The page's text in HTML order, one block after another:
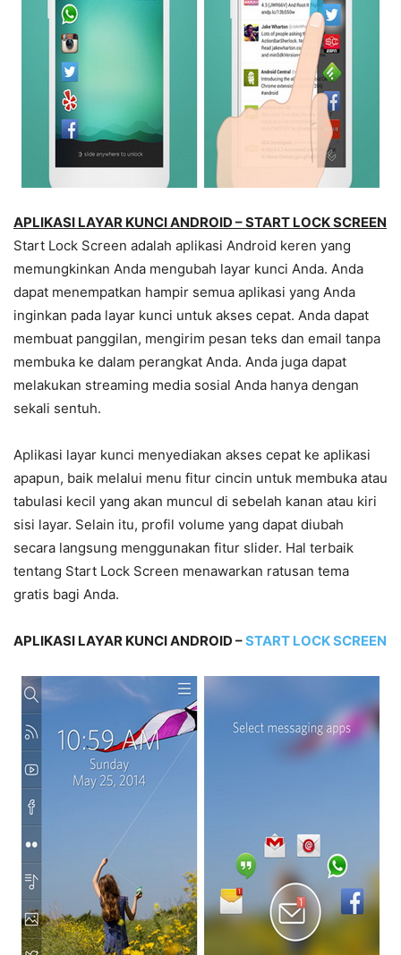
APLIKASI LAYAR KUNCI ANDROID – START LOCK SCREEN
Start Lock Screen adalah aplikasi Android keren yang
memungkinkan Anda mengubah layar kunci Anda. Anda
dapat menempatkan hampir semua aplikasi yang Anda
inginkan pada layar kunci untuk akses cepat. Anda dapat
membuat panggilan, mengirim pesan teks dan email tanpa
membuka ke dalam perangkat Anda. Anda juga dapat
melakukan streaming media sosial Anda hanya dengan
sekali sentuh.
Aplikasi layar kunci menyediakan akses cepat ke aplikasi
apapun, baik melalui menu fitur cincin untuk membuka atau
tabulasi kecil yang akan muncul di sebelah kanan atau kiri
sisi layar. Selain itu, profil volume yang dapat diubah
secara langsung menggunakan fitur slider. Hal terbaik
tentang Start Lock Screen menawarkan ratusan tema
gratis bagi Anda.
APLIKASI LAYAR KUNCI ANDROID –START LOCK SCREEN